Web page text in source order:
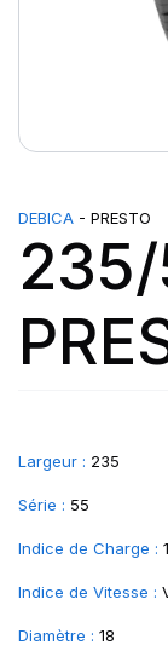
DEBICA - PRESTO
235/
Largeur : 235
Série : 55
Indice de Charge :
Indice de Vitesse :
Diamètre : 18